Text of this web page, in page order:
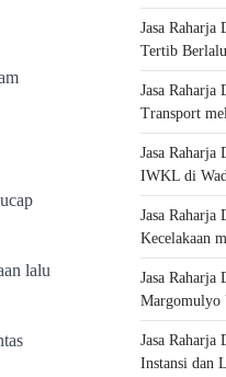
lalu
Jasa Raharja
Tertib
Jasa
Transport
Jasa Raharja
IWKL di
Jasa
Kecelakaan
Jasa
Margomulyo
Jasa
Instansi dan